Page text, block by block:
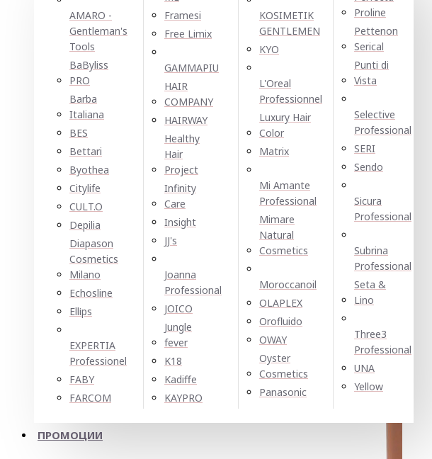
AMARO -
Gentleman's
Tools
BaByliss
PRO
Barba
Italiana
BES
Bettari
Byothea
Citylife
CULT.O
Depilia
Diapason
Cosmetics
Milano
Echosline
Ellірѕ
EXPERTIA
Professionel
FABY
FARCOM
Framesi
Free Limix
GAMMAPIU
HAIR
COMPANY
HAIRWAY
Healthy
Hair
Project
Infinity
Care
Insight
JJ's
Joanna
Professional
JOICO
Jungle
fever
K18
Kadiffe
KAYPRO
KOSIMETIK
GENTLEMEN
KYO
L'Oreal
Professionnel
Luxury Hair
Color
Matrix
Mi Amante
Professional
Mimare
Natural
Cosmetics
Moroccanoil
OLAPLEX
Orofluido
OWAY
Oyster
Cosmetics
Panasonic
Proline
Pettenon
Serical
Punti di
Vista
Selective
Professional
SERI
Sendo
Sicura
Professional
Subrina
Professional
Seta &
Lino
Three3
Professional
UNA
Yellow
ПРОМОЦИИ